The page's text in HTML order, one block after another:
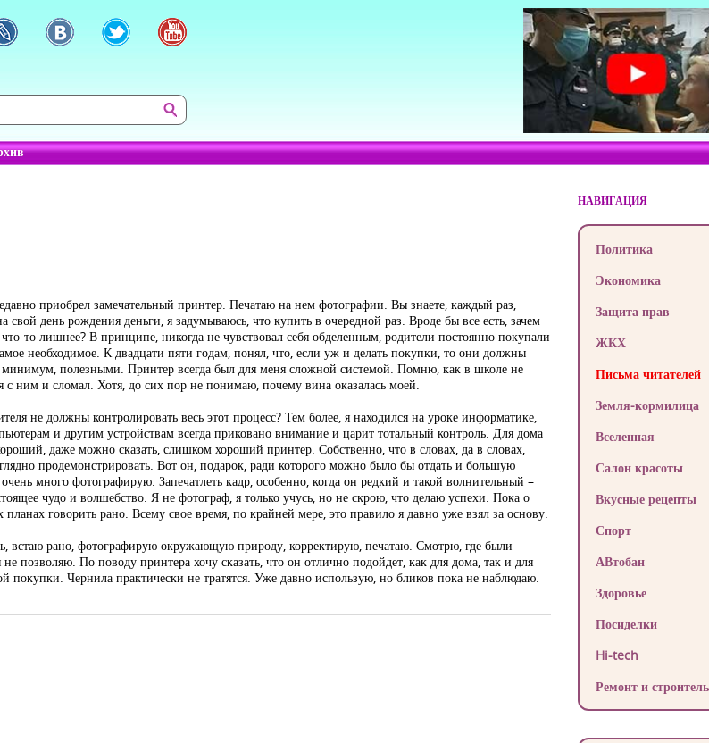
приобрел замечательный принтер. Печатаю на нем фотографии. Вы знаете, каждый раз,
свой день рождения деньги, я задумываюсь, что купить в очередной раз. Вроде бы все есть, зачем
то лишнее? В принципе, никогда не чувствовал себя обделенным, родители постоянно покупали
необходимое. К двадцати пяти годам, понял, что, если уж и делать покупки, то они должны
минимум, полезными. Принтер всегда был для меня сложной системой. Помню, как в школе не
с ним и сломал. Хотя, до сих пор не понимаю, почему вина оказалась моей.
не должны контролировать весь этот процесс? Тем более, я находился на уроке информатике,
и другим устройствам всегда приковано внимание и царит тотальный контроль. Для дома
даже можно сказать, слишком хороший принтер. Собственно, что в словах, да в словах,
продемонстрировать. Вот он, подарок, ради которого можно было бы отдать и большую
много фотографирую. Запечатлеть кадр, особенно, когда он редкий и такой волнительный –
чудо и волшебство. Я не фотограф, я только учусь, но не скрою, что делаю успехи. Пока о
планах говорить рано. Всему свое время, по крайней мере, это правило я давно уже взял за основу.
встаю рано, фотографирую окружающую природу, корректирую, печатаю. Смотрю, где были
позволяю. По поводу принтера хочу сказать, что он отлично подойдет, как для дома, так и для
покупки. Чернила практически не тратятся. Уже давно использую, но бликов пока не наблюдаю.
НАВИГАЦИЯ
Политика
Экономика
Защита прав
ЖКХ
Письма читателей
Земля-кормилица
Вселенная
Салон красоты
Вкусные рецепты
Спорт
АВтобан
Здоровье
Посиделки
Hi-tech
Ремонт и